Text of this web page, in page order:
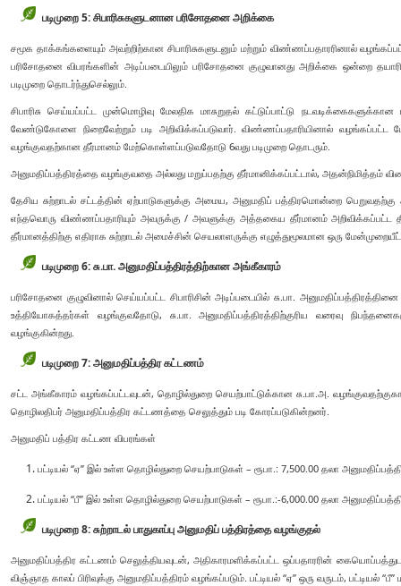
படிமுறை 5: சிபாரிசுகளுடனான பரிசோதனை அறிக்கை
சமூக தாக்கங்களையும் அவற்றிற்கான சிபாரிசுகளுடனும் மற்றும் விண்ணப்பதாரரினால்
பரிசோதனை விபரங்களின் அடிப்படையிலும் பரிசோதனை குழுவானது அறிக்கை ஒன்றை
படிமுறை தொடர்ந்துசெல்லும்.
சிபாரிசு செய்யப்பட்ட முன்மொழிவு மேலதிக மாசுறுதல் கட்டுப்பாட்டு
வேண்டுகோளை நிறைவேற்றும் படி அறிவிக்கப்படுவார். விண்ணப்பதாரியினால் வழங்கப்பட்ட
வழங்குவதற்கான தீர்மானம் மேற்கொள்ளப்படுவதோடு 6வது படிமுறை தொடரும்.
அனுமதிப்பத்திரத்தை வழங்குவதை அல்லது மறுப்பதற்கு தீர்மானிக்கப்பட்டால், அதன்நிமித்தம்
தேசிய சுற்றாடல் சட்டத்தின் ஏற்பாடுகளுக்கு அமைய, அனுமதிப் பத்திரமொன்றை பெறுவதற்கு
எந்தவொரு விண்ணப்பதாரியும் அவருக்கு / அவளுக்கு அத்தகைய தீர்மானம் அறிவிக்கப்பட்ட
தீர்மானத்திற்கு எதிராக சுற்றாடல் அமைச்சின் செயலாளருக்கு எழுத்துமூலமான ஒரு
படிமுறை 6: சு.பா. அனுமதிப்பத்திரத்திற்கான அங்கீகாரம்
பரிசோதனை குழுவினால் செய்யப்பட்ட சிபாரிசின் அடிப்படையில் சு.பா.
உத்தியோகத்தர்கள் வழங்குவதோடு, சு.பா. அனுமதிப்பத்திரத்திற்குரிய வரைவு
வழங்குகின்றது.
படிமுறை 7: அனுமதிப்பத்திர கட்டணம்
சட்ட அங்கீகாரம் வழங்கப்பட்டவுடன், தொழில்துறை செயற்பாட்டுக்கான சு.பா.அ.
தொழிலதிபர் அனுமதிப்பத்திர கட்டணத்தை செலுத்தும் படி கோரப்படுகின்றனர்.
அனுமதிப் பத்திர கட்டண விபரங்கள்
பட்டியல் “ஏ” இல் உள்ள தொழில்துறை செயற்பாடுகள் – ரூபா.: 7,500.00 தலா
பட்டியல் “பீ” இல் உள்ள தொழில்துறை செயற்பாடுகள் – ரூபா.:-6,000.00 தலா
படிமுறை 8: சுற்றாடல் பாதுகாப்பு அனுமதிப் பத்திரத்தை வழங்குதல்
அனுமதிப்பத்திர கட்டணம் செலுத்தியவுடன், அதிகாரமளிக்கப்பட்ட ஒப்பதாரரின்
விஞ்ஞாத காலப் பிரிவுக்கு அனுமதிப்பத்திரம் வழங்கப்படும். பட்டியல் “ஏ” ஒரு வருடம், பட்டியல் “பீ”